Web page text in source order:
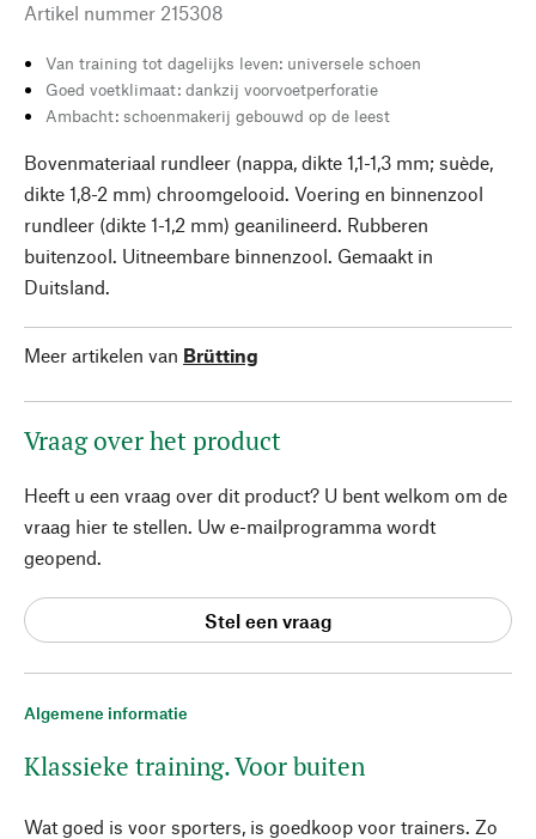
Algemene informatie
Klassieke training. Voor buiten
Wat goed is voor sporters, is goedkoop voor trainers. Zo
Artikel nummer 215308
Van training tot dagelijks leven: universele schoen
Goed voetklimaat: dankzij voorvoetperforatie
Ambacht: schoenmakerij gebouwd op de leest
Bovenmateriaal rundleer (nappa, dikte 1,1-1,3 mm; suède,
dikte 1,8-2 mm) chroomgelooid. Voering en binnenzool
rundleer (dikte 1-1,2 mm) geanilineerd. Rubberen
buitenzool. Uitneembare binnenzool. Gemaakt in
Duitsland.
Meer artikelen van Brütting
Vraag over het product
Heeft u een vraag over dit product? U bent welkom om de
vraag hier te stellen. Uw e-mailprogramma wordt
geopend.
Stel een vraag